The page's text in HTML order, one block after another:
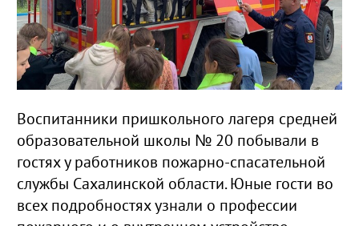
Воспитанники пришкольного лагеря средней
образовательной школы № 20 побывали в
гостях у работников пожарно-спасательной
службы Сахалинской области. Юные гости во
всех подробностях узнали о профессии